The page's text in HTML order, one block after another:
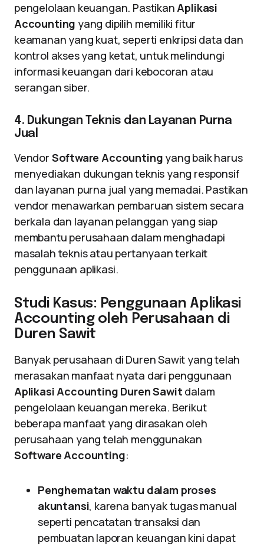
pengelolaan keuangan. PastikanAplikasi
Accounting yang dipilih memiliki fitur
keamanan yang kuat, seperti enkripsi data dan
kontrol akses yang ketat, untuk melindungi
informasi keuangan dari kebocoran atau
serangan siber.
4. Dukungan Teknis dan Layanan Purna
Jual
Vendor Software Accounting yang baik harus
menyediakan dukungan teknis yang responsif
dan layanan purna jual yang memadai. Pastikan
vendor menawarkan pembaruan sistem secara
berkala dan layanan pelanggan yang siap
membantu perusahaan dalam menghadapi
masalah teknis atau pertanyaan terkait
penggunaan aplikasi.
Studi Kasus: Penggunaan Aplikasi
Accounting oleh Perusahaan di
Duren Sawit
Banyak perusahaan di Duren Sawit yang telah
merasakan manfaat nyata dari penggunaan
Aplikasi Accounting Duren Sawit dalam
pengelolaan keuangan mereka. Berikut
beberapa manfaat yang dirasakan oleh
perusahaan yang telah menggunakan
Software Accounting:
Penghematan waktu dalam proses
akuntansi, karena banyak tugas manual
seperti pencatatan transaksi dan
pembuatan laporan keuangan kini dapat